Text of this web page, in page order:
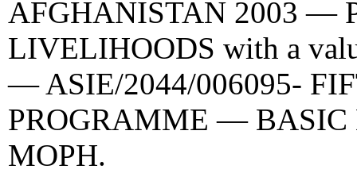
AFGHANISTAN 2003 —
LIVELIHOODS with a
— ASIE/2044/006095-
PROGRAMME — BASIC
MOPH.